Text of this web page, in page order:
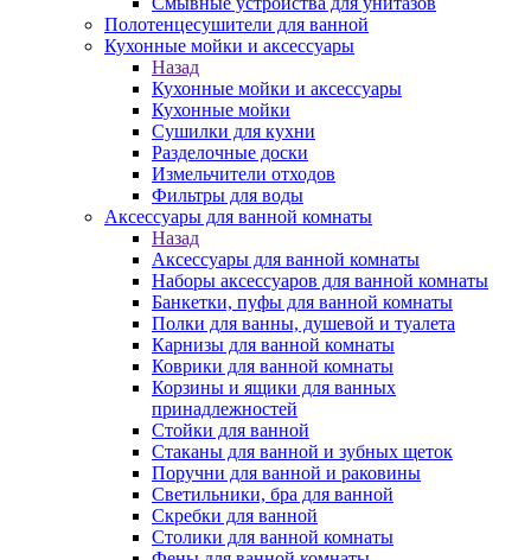
Полотенцесушители для ванной
Кухонные мойки и аксессуары
Назад
Кухонные мойки и аксессуары
Кухонные мойки
Сушилки для кухни
Разделочные доски
Измельчители отходов
Фильтры для воды
Аксессуары для ванной комнаты
Назад
Аксессуары для ванной комнаты
Наборы аксессуаров для ванной комнаты
Банкетки, пуфы для ванной комнаты
Полки для ванны, душевой и туалета
Карнизы для ванной комнаты
Коврики для ванной комнаты
Корзины и ящики для ванных
принадлежностей
Стойки для ванной
Стаканы для ванной и зубных щеток
Поручни для ванной и раковины
Светильники, бра для ванной
Скребки для ванной
Столики для ванной комнаты